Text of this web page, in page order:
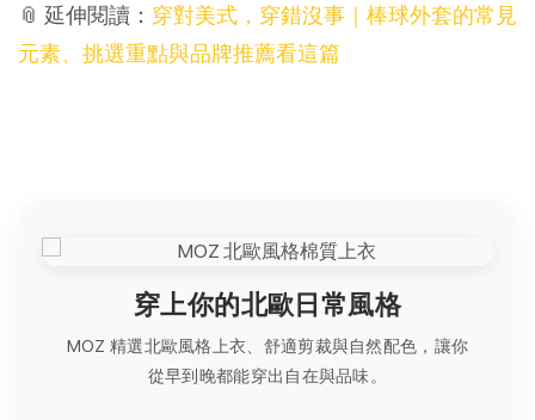
📎 延伸閱讀： 穿對美式，穿錯沒事｜棒球外套的常見
元素、挑選重點與品牌推薦看這篇
穿上你的北歐日常風格
MOZ 精選北歐風格上衣、舒適剪裁與自然配色，讓你
從早到晚都能穿出自在與品味。